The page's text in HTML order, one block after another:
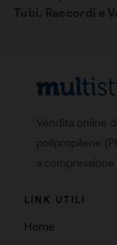
Tubi, Raccordi e
LINK UTILI
Home